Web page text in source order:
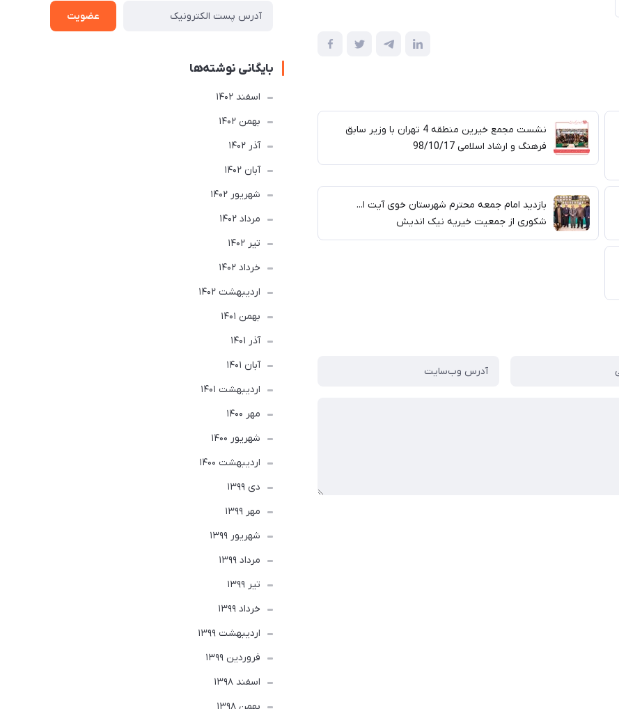
نشست مجمع خیرین منطقه 4 تهران با وزیر سابق
فرهنگ و ارشاد اسلامی 98/10/17
بازدید امام جمعه محترم شهرستان خوی آیت ا...
شکوری از جمعیت خیریه نیک اندیش
عضویت
بایگانی نوشته‌ها
اسفند 1402
بهمن 1402
آذر 1402
آبان 1402
شهریور 1402
مرداد 1402
تير 1402
خرداد 1402
ارديبهشت 1402
بهمن 1401
آذر 1401
آبان 1401
ارديبهشت 1401
مهر 1400
شهریور 1400
ارديبهشت 1400
دی 1399
مهر 1399
شهریور 1399
مرداد 1399
تير 1399
خرداد 1399
ارديبهشت 1399
فروردین 1399
اسفند 1398